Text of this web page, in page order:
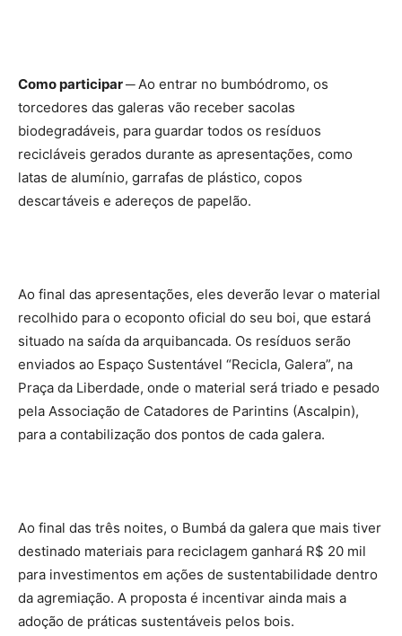
Como participar ─Ao entrar no bumbódromo, os
torcedores das galeras vão receber sacolas
biodegradáveis, para guardar todos os resíduos
recicláveis gerados durante as apresentações, como
latas de alumínio, garrafas de plástico, copos
descartáveis e adereços de papelão.
Ao final das apresentações, eles deverão levar o material
recolhido para o ecoponto oficial do seu boi, que estará
situado na saída da arquibancada. Os resíduos serão
enviados ao Espaço Sustentável “Recicla, Galera”, na
Praça da Liberdade, onde o material será triado e pesado
pela Associação de Catadores de Parintins (Ascalpin),
para a contabilização dos pontos de cada galera.
Ao final das três noites, o Bumbá da galera que mais tiver
destinado materiais para reciclagem ganhará R$ 20 mil
para investimentos em ações de sustentabilidade dentro
da agremiação. A proposta é incentivar ainda mais a
adoção de práticas sustentáveis pelos bois.